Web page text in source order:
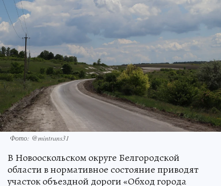
Фото: @mintrans31
В Новооскольском округе Белгородской
области в нормативное состояние приводят
участок объездной дороги «Обход города